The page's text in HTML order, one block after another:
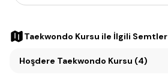
Taekwondo Kursu ile İlgili Semtler
Hoşdere Taekwondo Kursu (4)